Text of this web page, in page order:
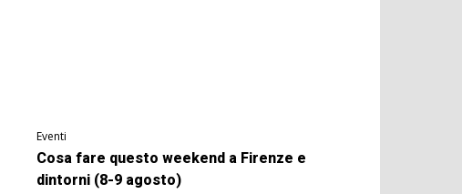
Eventi
Cosa fare questo weekend a Firenze e
dintorni (8-9 agosto)